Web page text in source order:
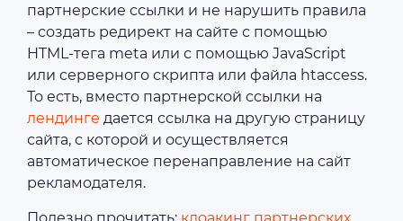
партнерские ссылки и не нарушить правила
– создать редирект на сайте с помощью
HTML-тега meta или с помощью JavaScript
или серверного скрипта или файла htaccess.
То есть, вместо партнерской ссылки на
лендинге дается ссылка на другую страницу
сайта, с которой и осуществляется
автоматическое перенаправление на сайт
рекламодателя.